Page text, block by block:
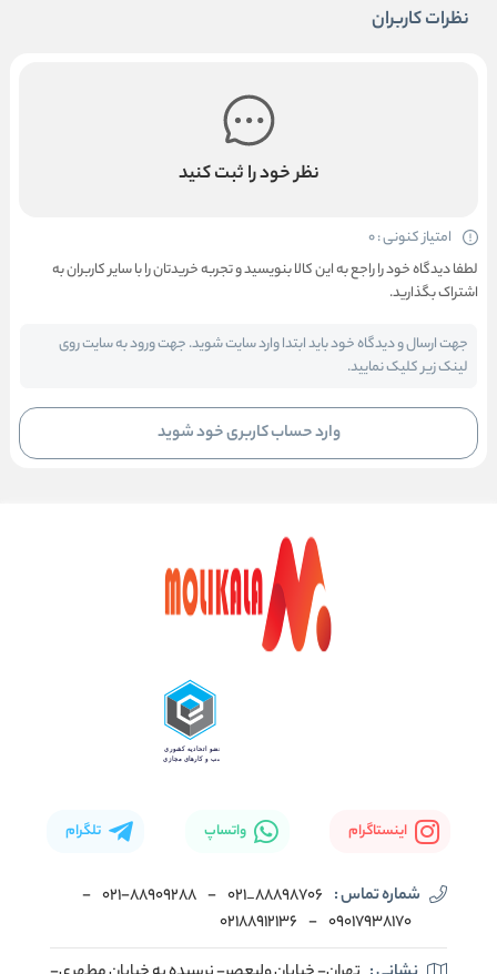
نظرات کاربران
نظر خود را ثبت کنید
امتیاز کنونی : 0
لطفا دیدگاه خود را راجع به این کالا بنویسید و تجربه خریدتان را با سایر کاربران به
اشتراک بگذارید.
جهت ارسال و دیدگاه خود باید ابتدا وارد سایت شوید. جهت ورود به سایت روی
لینک زیر کلیک نمایید.
وارد حساب کاربری خود شوید
اینستاگرام واتساپ تلگرام
شماره تماس : 88898706_021
- ۰۲۱-۸۸۹۰۹۲۸۸ -
۰۹۰۱۷۹۳۸۱۷۰ -
02188912136